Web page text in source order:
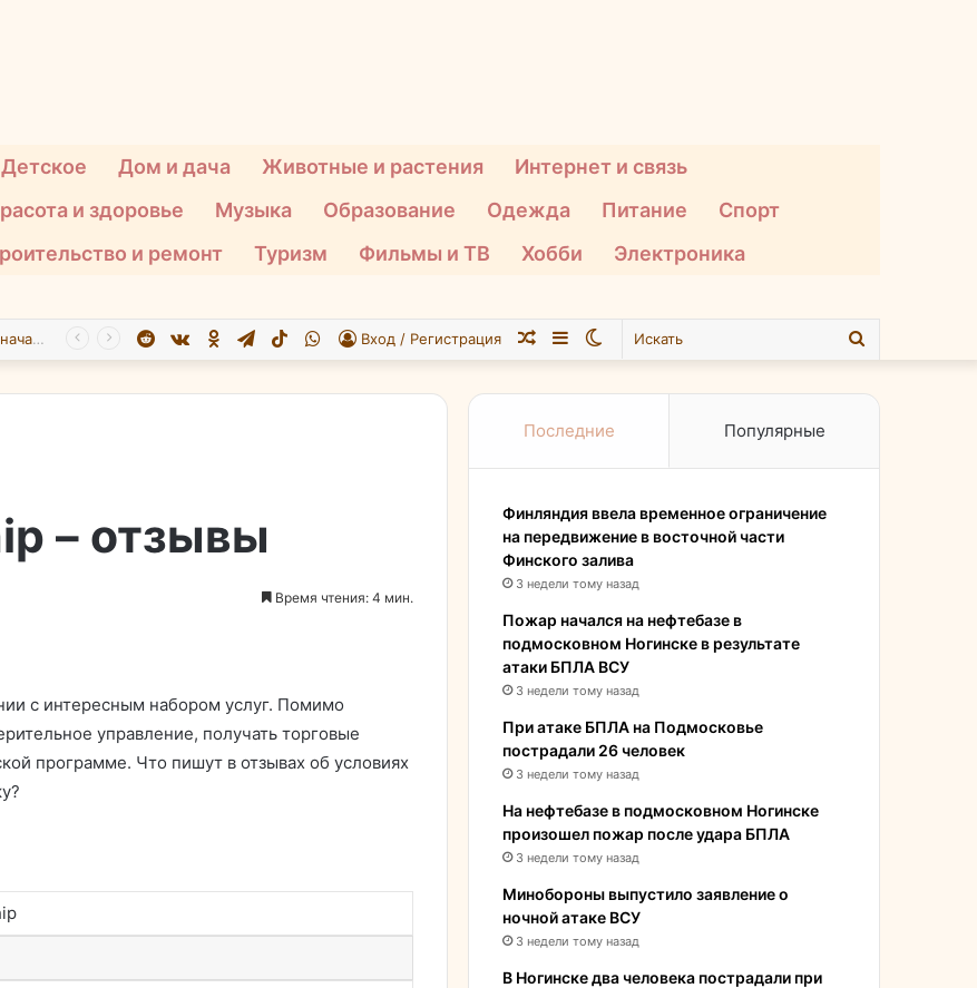
Детское Дом и дача Животные и растения
Интернет и связь
и здоровье Музыка Образование Одежда Питание
Спорт
и ремонт Туризм Фильмы и ТВ Хобби Электроника
При атаке БПЛА на Подмосковье пострадали 26 человек Искать
Switch
Sidebar
Случайная
Вход / Регистрация
WhatsApp
TikTok
Telegram
Одноклассники
vk.com
Reddit
– отзывы
Время чтения: 4 мин.
с интересным набором услуг. Помимо
управление, получать торговые
программе. Что пишут в отзывах об условиях
Последние Популярные
Финляндия ввела временное ограничение
на передвижение в восточной части
Финского залива
3 недели тому назад
Пожар начался на нефтебазе в
подмосковном Ногинске в результате
атаки БПЛА ВСУ
3 недели тому назад
При атаке БПЛА на Подмосковье
пострадали 26 человек
3 недели тому назад
На нефтебазе в подмосковном Ногинске
произошел пожар после удара БПЛА
3 недели тому назад
Минобороны выпустило заявление о
ночной атаке ВСУ
3 недели тому назад
В Ногинске два человека пострадали при